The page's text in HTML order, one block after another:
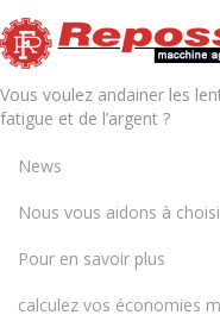
Vous voulez andainer les
fatigue et de l’argent ?
News
Nous vous aidons à
Pour en savoir plus
calculez vos économies